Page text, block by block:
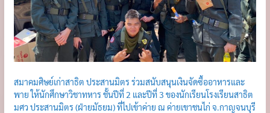
สมาคมศิษย์เก่าสาธิต ประสานมิตร ร่วมสนับสนุนเงินจัดซื้ออาหารและ
พาย ให้นักศึกษาวิชาทหาร ชั้นปีที่ 2 และปีที่ 3 ของนักเรียนโรงเรียนสาธิต
มศว ประสานมิตร (ฝ่ายมัธยม) ที่ไปเข้าค่าย ณ ค่ายเขาชนไก่ จ.กาญจนบุรี